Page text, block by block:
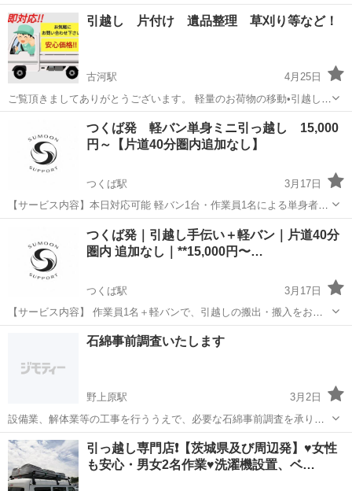
応致します。 引越しに関するお困り事はお気軽に「便利屋セイロン」
にご連絡ください。 作業中の場合もありますので電話やLINEにてお問
い合せいただいた方がご...
茨城 龍ケ崎市 引っ越し 手伝い
引越し 片付け 遺品整理 草刈り等など！
古河駅
4月25日
ご覧頂きましてありがとうございます。 軽量のお荷物の移動•引越し•
片付けなど最短にてご対応致します^_^ 内容にてお見積もりさせて頂
古河駅 引っ越し 片付け
つくば発 軽バン単身ミニ引っ越し 15,000
円～【片道40分圏内追加なし】
つくば駅
3月17日
【サービス内容】本日対応可能 軽バン1台・作業員1名による単身者向
けの引越しサービスです。 ワンルーム〜1K程度、荷物少なめの方にち
ょうど良い引越しを行っています‼︎ 【対応内容】 ・単身引越しに伴う
荷物の運搬 ...
つくば駅 引っ越し 料金
つくば発｜引越し手伝い＋軽バン｜片道40分
圏内 追加なし｜**15,000円〜…
つくば駅
3月17日
【サービス内容】 作業員1名＋軽バンで、引越しの搬出・搬入をお手
伝いします。 「友達とやるけど車がない」「人手がもう1人ほしい」
「大物だけ一緒に運びたい」など歓迎です！ ※このプランは “お客様
も一緒に作業する前提...
つくば市 つくば駅 引っ越し
石綿事前調査いたします
野上原駅
3月2日
設備業、解体業等の工事を行ううえで、必要な石綿事前調査を承りま
す茨城 常陸大宮市 野上原駅 引っ越し
引っ越し専門店❗【茨城県及び周辺発】♥女性
も安心・男女2名作業♥洗濯機設置、ベ…